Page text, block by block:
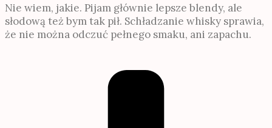
Nie wiem, jakie. Pijam głównie lepsze blendy, ale
słodową też bym tak pił. Schładzanie whisky sprawia,
że nie można odczuć pełnego smaku, ani zapachu.